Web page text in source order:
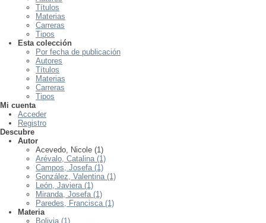
Títulos
Materias
Carreras
Tipos
Esta colección
Por fecha de publicación
Autores
Títulos
Materias
Carreras
Tipos
Mi cuenta
Acceder
Registro
Descubre
Autor
Acevedo, Nicole (1)
Arévalo, Catalina (1)
Campos, Josefa (1)
González, Valentina (1)
León, Javiera (1)
Miranda, Josefa (1)
Paredes, Francisca (1)
Materia
Bolivia (1)